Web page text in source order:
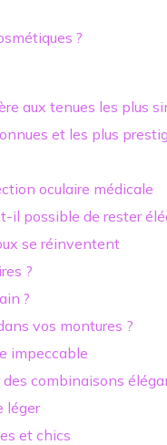
?
aux tenues les plus
et les plus
oculaire médicale
il possible de rester
se réinventent
?
?
vos montures ?
impeccable
combinaisons
léger
et chics